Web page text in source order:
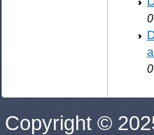
Copyright ©